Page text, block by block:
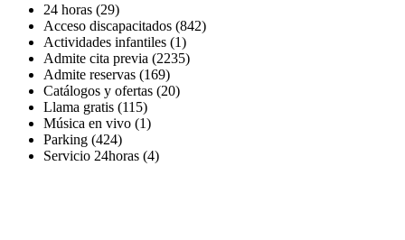
24 horas (29)
Acceso discapacitados (842)
Actividades infantiles (1)
Admite cita previa (2235)
Admite reservas (169)
Catálogos y ofertas (20)
Llama gratis (115)
Música en vivo (1)
Parking (424)
Servicio 24horas (4)